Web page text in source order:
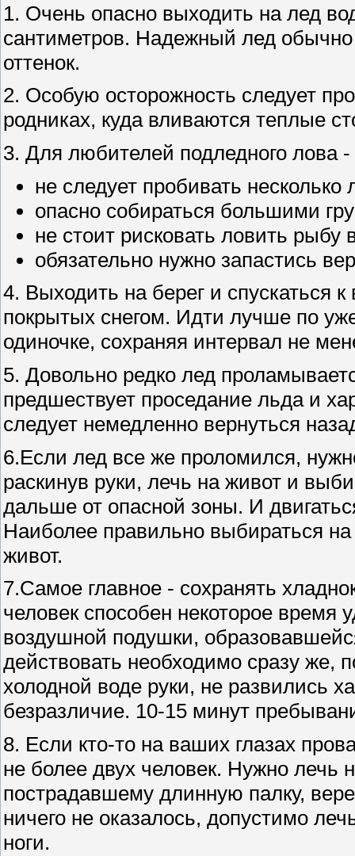
1. Очень опасно выходить на лед
сантиметров. Надежный лед
оттенок.
2. Особую осторожность следует
родниках, куда вливаются теплые
3. Для любителей подледного лова
не следует пробивать несколько
опасно собираться большими
не стоит рисковать ловить рыбу
обязательно нужно запастись
4. Выходить на берег и спускаться
покрытых снегом. Идти лучше по
одиночке, сохраняя интервал не
5. Довольно редко лед
предшествует проседание льда и
следует немедленно вернуться
6.Если лед все же проломился,
раскинув руки, лечь на живот и
дальше от опасной зоны. И
Наиболее правильно выбираться
живот.
7.Самое главное - сохранять
человек способен некоторое время
воздушной подушки,
действовать необходимо сразу же,
холодной воде руки, не развились
безразличие. 10-15 минут
8. Если кто-то на ваших глазах
не более двух человек. Нужно лечь
пострадавшему длинную палку,
ничего не оказалось, допустимо
ноги.